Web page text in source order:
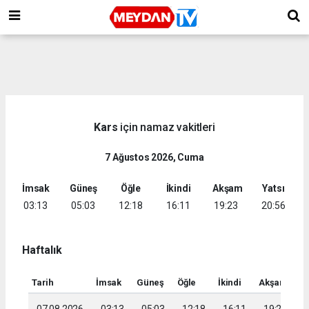
Kars için namaz vakitleri
7 Ağustos 2026, Cuma
İmsak
03:13
Güneş
05:03
Öğle
12:18
İkindi
16:11
Akşam
19:23
Yatsı
20:56
Haftalık
Tarih İmsak Güneş Öğle İkindi Akşam